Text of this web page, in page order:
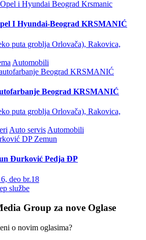
I Hyundai-Beograd KRSMANIĆ
puta groblja Orlovača), Rakovica,
Automobili
Beograd KRSMANIĆ
puta groblja Orlovača), Rakovica,
Auto servis Automobili
Đurković Pedja ĐP
deo br.18
službe
Group za nove Oglase
o novim oglasima?